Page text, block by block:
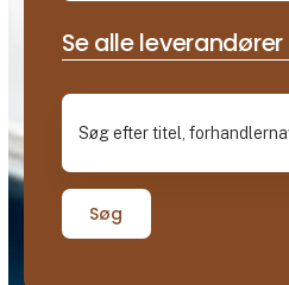
Se alle
Søg